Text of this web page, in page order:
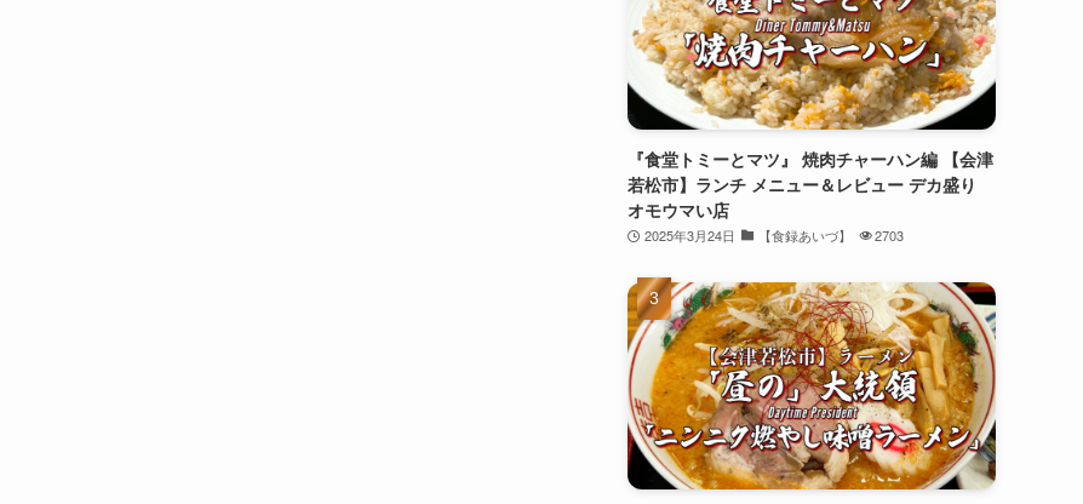
『食堂トミーとマツ』 焼肉チャーハン編 【会津
若松市】ランチ メニュー＆レビュー デカ盛り
オモウマい店
2025年3月24日 【食録あいづ】 2703